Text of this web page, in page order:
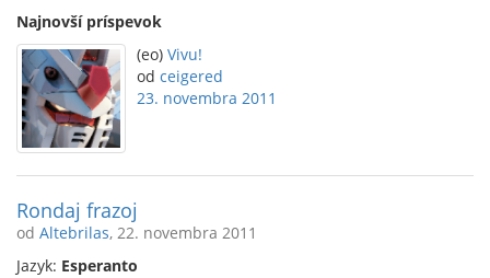
Najnovší príspevok
(eo) Vivu!
od ceigered
23. novembra 2011
Rondaj frazoj
od Altebrilas, 22. novembra 2011
Jazyk: Esperanto